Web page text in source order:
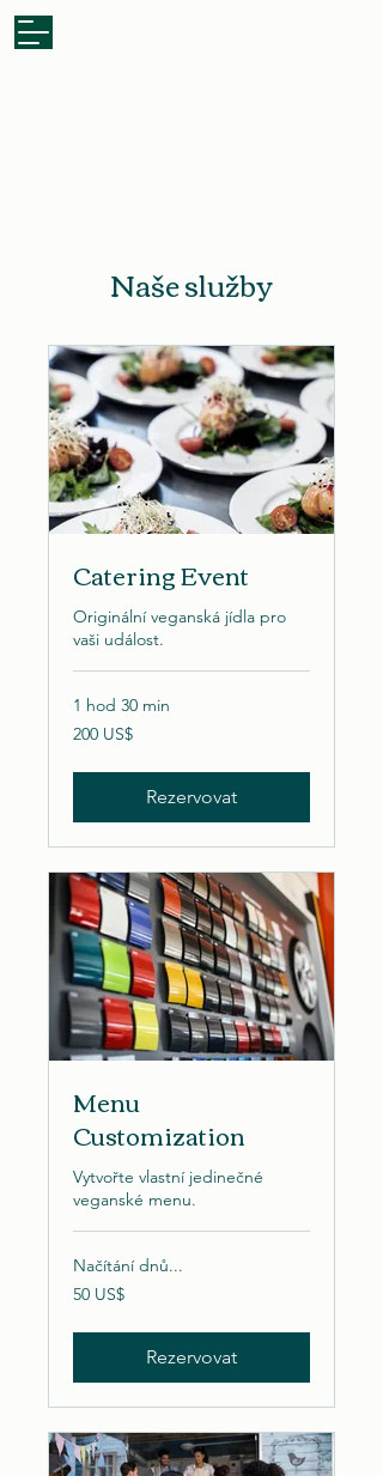
Naše služby
Catering Event
Originální veganská jídla pro
vaši událost.
1 hod 30 min
200
amerických
200 US$
Rezervovat
Menu
Customization
Vytvořte vlastní jedinečné
veganské menu.
Načítání dnů...
50
amerických
50 US$
Rezervovat